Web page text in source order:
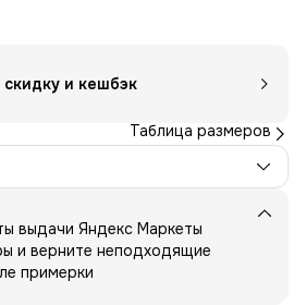
и кешбэк
Таблица размеров
выдачи Яндекс Маркеты
и верните неподходящие
примерки